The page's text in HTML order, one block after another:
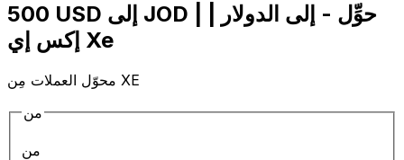
500 USD إلى JOD | حوِّل - إلى الدولار |
إكس إي Xe
محوّل العملات مِن XE
من
من